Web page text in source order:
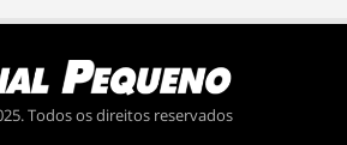
Todos os direitos reservados